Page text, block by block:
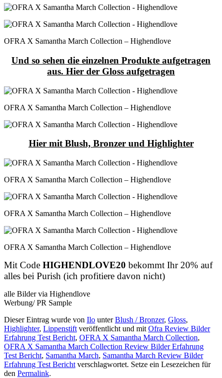
OFRA X Samantha March Collection – Highendlove
Und so sehen die einzelnen Produkte aufgetragen
aus. Hier der Gloss aufgetragen
OFRA X Samantha March Collection – Highendlove
Hier mit Blush, Bronzer und Highlighter
OFRA X Samantha March Collection – Highendlove
OFRA X Samantha March Collection – Highendlove
OFRA X Samantha March Collection – Highendlove
Mit Code HIGHENDLOVE20 bekommt Ihr 20% auf
alles bei Purish (ich profitiere davon nicht)
alle Bilder via Highendlove
Werbung/ PR Sample
Dieser Eintrag wurde von Ilo unterBlush / Bronzer, Gloss,
Highlighter, Lippenstift veröffentlicht und mit Ofra Review Bilder
Erfahrung Test Bericht, OFRA X Samantha March Collection,
OFRA X Samantha March Collection Review Bilder Erfahrung
Test Bericht, Samantha March, Samantha March Review Bilder
Erfahrung Test Bericht verschlagwortet. Setze ein Lesezeichen für
den Permalink.